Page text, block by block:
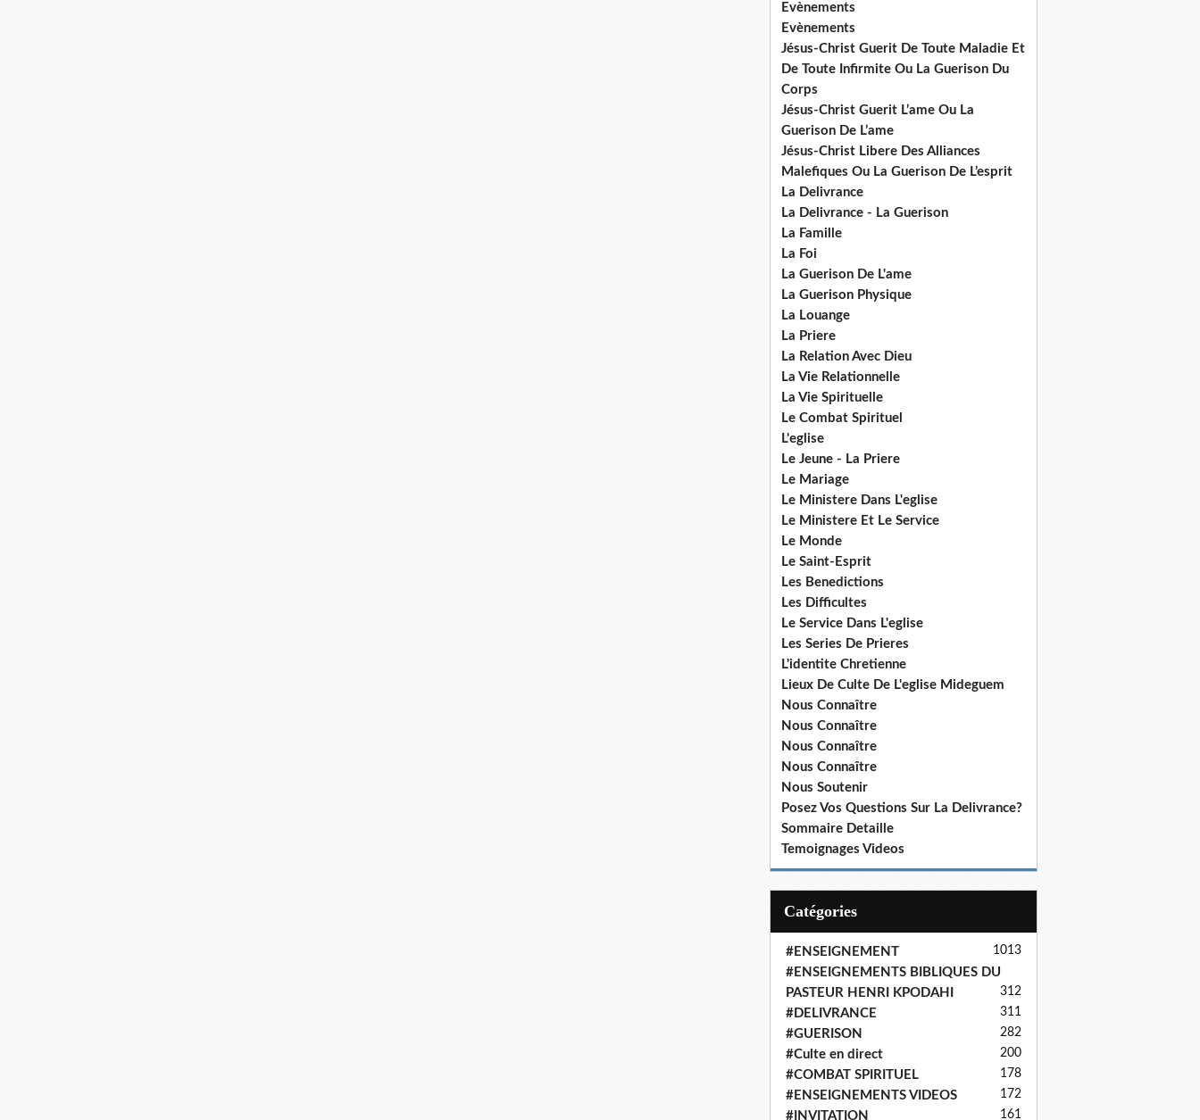
Evènements
Evènements
Jésus-Christ Guerit De Toute Maladie Et
De Toute Infirmite Ou La Guerison Du
Corps
Jésus-Christ Guerit L’ame Ou La
Guerison De L’ame
Jésus-Christ Libere Des Alliances
Malefiques Ou La Guerison De L’esprit
La Delivrance
La Delivrance - La Guerison
La Famille
La Foi
La Guerison De L'ame
La Guerison Physique
La Louange
La Priere
La Relation Avec Dieu
La Vie Relationnelle
La Vie Spirituelle
Le Combat Spirituel
L'eglise
Le Jeune - La Priere
Le Mariage
Le Ministere Dans L'eglise
Le Ministere Et Le Service
Le Monde
Le Saint-Esprit
Les Benedictions
Les Difficultes
Le Service Dans L'eglise
Les Series De Prieres
L'identite Chretienne
Lieux De Culte De L'eglise Mideguem
Nous Connaître
Nous Connaître
Nous Connaître
Nous Connaître
Nous Soutenir
Posez Vos Questions Sur La Delivrance?
Sommaire Detaille
Temoignages Videos
Catégories
#ENSEIGNEMENT 1013
#ENSEIGNEMENTS BIBLIQUES DU
PASTEUR HENRI KPODAHI
312
#DELIVRANCE 311
#GUERISON 282
#Culte en direct 200
#COMBAT SPIRITUEL 178
#ENSEIGNEMENTS VIDEOS 172
#INVITATION 161